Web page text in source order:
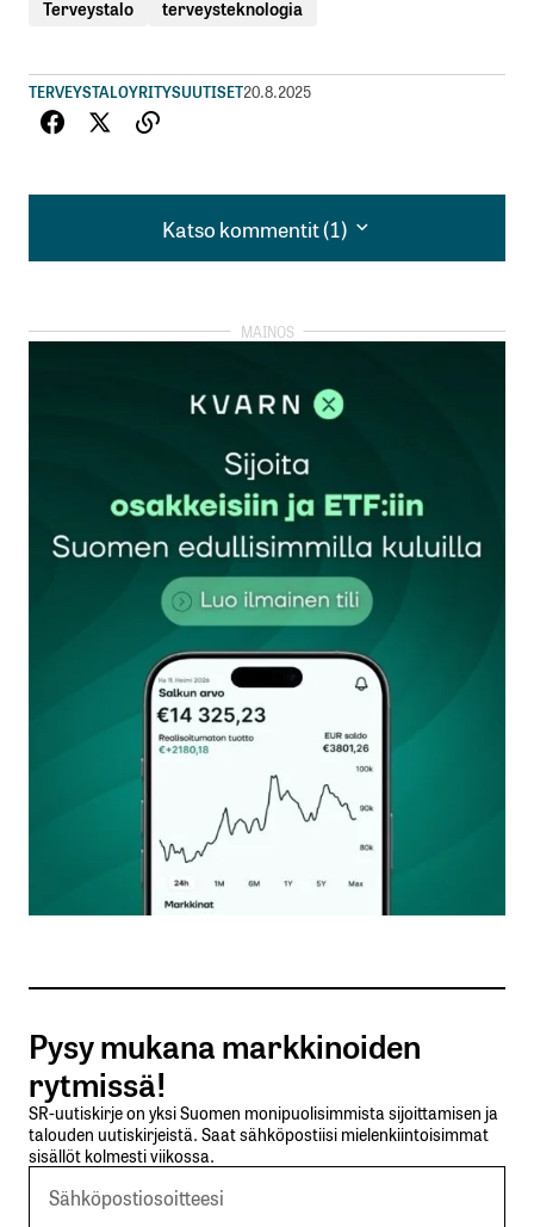
Terveystalo terveysteknologia
TERVEYSTALOYRITYSUUTISET20.8.2025
Katso kommentit (1)
Katso kommentit (1)
käytössä, kokeiltu on. Erinomainen palvelu,
Vastaa
rekisteröityä
Sähköpostiosoitettasi ei julkaista.
Pakolliset
kentät on merkitty *
Nimesi tai nimimerkkisi
Sähköpostiosoitteesi*
Pysy mukana markkinoiden
rytmissä!
SR-uutiskirje on yksi Suomen monipuolisimmista sijoittamisen ja
talouden uutiskirjeistä. Saat sähköpostiisi mielenkiintoisimmat
sisällöt kolmesti viikossa.